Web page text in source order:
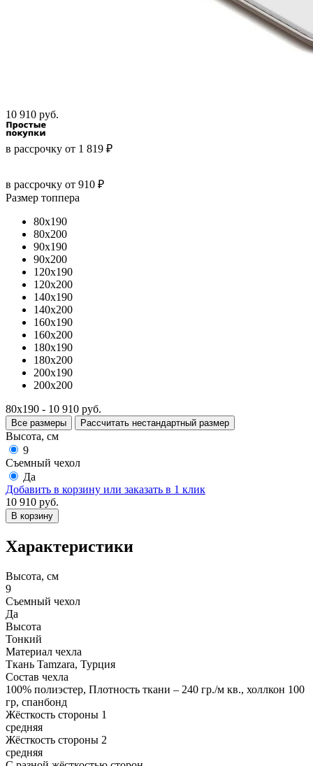
10 910 руб.
в рассрочку от 1 819 ₽
в рассрочку от 910 ₽
Размер топпера
80x190
80x200
90x190
90x200
120x190
120x200
140x190
140x200
160x190
160x200
180x190
180x200
200x190
200x200
80x190 - 10 910 руб.
Все размеры Рассчитать нестандартный размер
Высота, см
9
Съемный чехол
Да
Добавить в корзину или заказать в 1 клик
10 910 руб.
В корзину
Характеристики
Высота, см
9
Съемный чехол
Да
Высота
Тонкий
Материал чехла
Ткань Tamzara, Турция
Состав чехла
100% полиэстер, Плотность ткани – 240 гр./м кв., холлкон 100
гр, спанбонд
Жёсткость стороны 1
средняя
Жёсткость стороны 2
средняя